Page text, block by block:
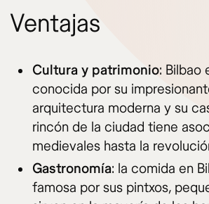
Ventajas
Cultura y patrimonio: Bilbao
conocida por su
arquitectura moderna y su
rincón de la ciudad tiene
medievales hasta la
Gastronomía: la comida en
famosa por sus pintxos,